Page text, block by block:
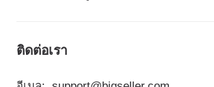
ติดต่อเรา